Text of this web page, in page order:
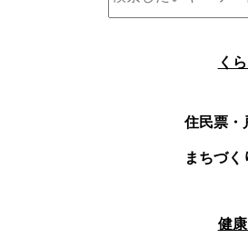
く
住民票・
まちづ
健